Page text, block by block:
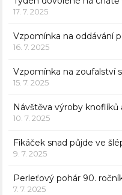
17. 7. 2025
Vzpomínka na oddávání
16. 7. 2025
Vzpomínka na zoufalství
15. 7. 2025
Návštěva výroby
10. 7. 2025
Fikáček snad půjde ve
9. 7. 2025
Perleťový pohár 90.
7. 7. 2025